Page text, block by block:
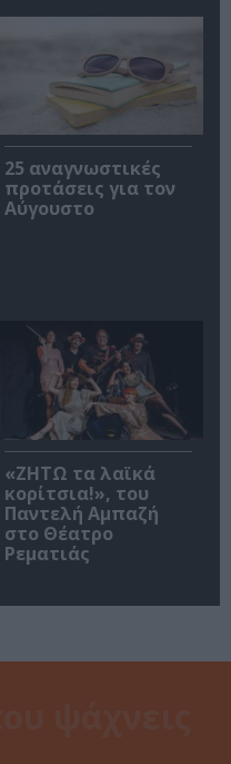
25 αναγνωστικές
προτάσεις για τον
Αύγουστο
«ΖΗΤΩ τα λαϊκά
κορίτσια!», του
Παντελή Αμπαζή
στο Θέατρο
Ρεματιάς